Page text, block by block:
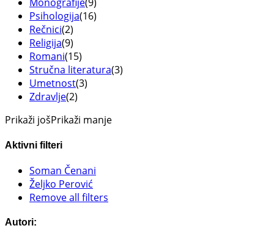
Monografije(9)
Psihologija(16)
Rečnici(2)
Religija(9)
Romani(15)
Stručna literatura(3)
Umetnost(3)
Zdravlje(2)
Prikaži jošPrikaži manje
Aktivni filteri
Soman Čenani
Željko Perović
Remove all filters
Autori: